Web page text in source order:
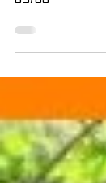
Resumão TV
03/05